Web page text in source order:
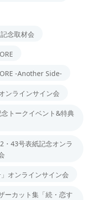
念取材会
-Another Side-
ンラインサイン会
トークイベント&特典
・43号表紙記念オンラ
オンラインサイン会
ーカット集「続・恋す